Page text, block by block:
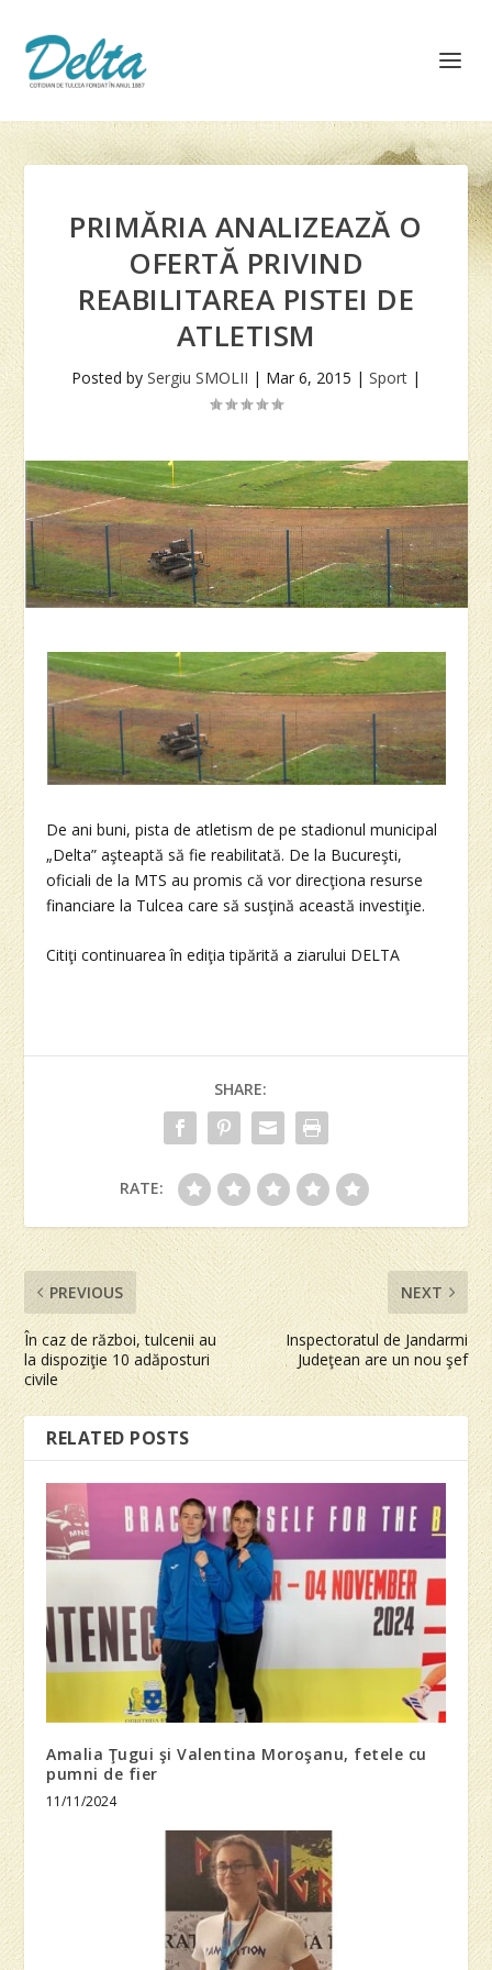
PRIMĂRIA ANALIZEAZĂ O
OFERTĂ PRIVIND
REABILITAREA PISTEI DE
ATLETISM
Posted by Sergiu SMOLII | Mar 6, 2015 | Sport |
De ani buni, pista de atletism de pe stadionul municipal
„Delta” aşteaptă să fie reabilitată. De la Bucureşti,
oficiali de la MTS au promis că vor direcţiona resurse
financiare la Tulcea care să susţină această investiţie.
Citiţi continuarea în ediţia tipărită a ziarului DELTA
SHARE:
RATE:
PREVIOUS
În caz de război, tulcenii au
la dispoziţie 10 adăposturi
civile
NEXT
Inspectoratul de Jandarmi
Judeţean are un nou şef
RELATED POSTS
Amalia Ţugui şi Valentina Moroşanu, fetele cu
pumni de fier
11/11/2024